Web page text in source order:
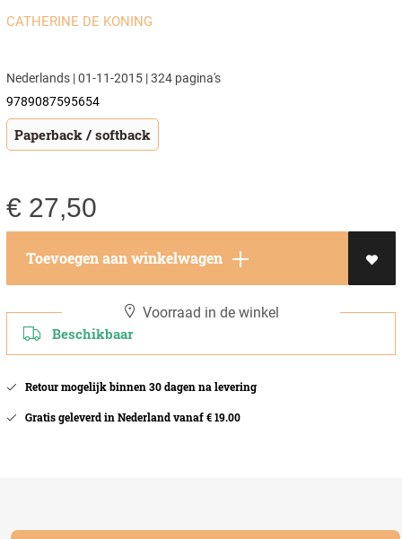
CATHERINE DE KONING
Nederlands | 01-11-2015 | 324 pagina's
9789087595654
Paperback / softback
€ 27,50
Toevoegen aan winkelwagen
Voorraad in de winkel
Beschikbaar
Retour mogelijk binnen 30 dagen na levering
Gratis geleverd in Nederland vanaf € 19.00